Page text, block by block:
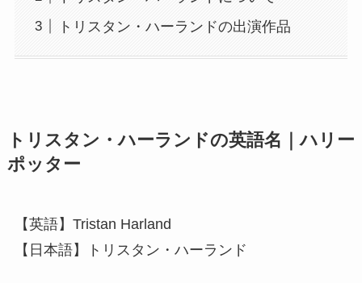
トリスタン・ハーランドの出演作品
トリスタン・ハーランドの英語名｜ハリー
ポッター
【英語】Tristan Harland
【日本語】トリスタン・ハーランド